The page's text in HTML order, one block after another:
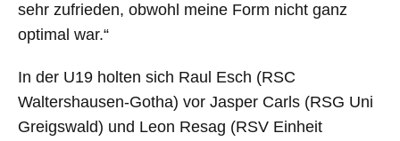
sehr zufrieden, obwohl meine Form nicht ganz
optimal war.“
In der U19 holten sich Raul Esch (RSC
Waltershausen-Gotha) vor Jasper Carls (RSG Uni
Greigswald) und Leon Resag (RSV Einheit